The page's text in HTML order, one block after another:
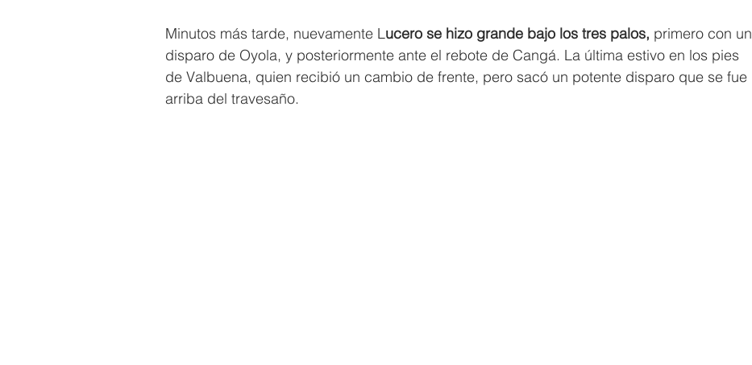
Minutos más tarde, nuevamente Lucero se hizo grande bajo los tres palos, primero con un
disparo de Oyola, y posteriormente ante el rebote de Cangá. La última estivo en los pies
de Valbuena, quien recibió un cambio de frente, pero sacó un potente disparo que se fue
arriba del travesaño.